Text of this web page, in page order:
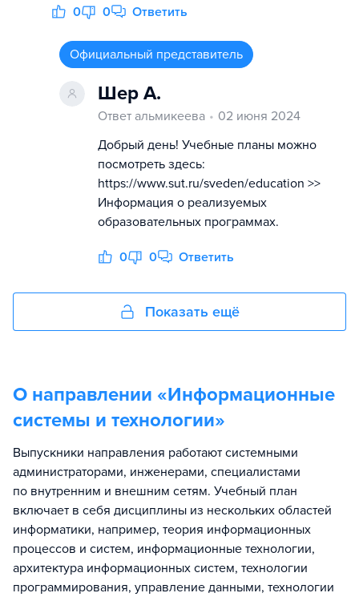
0 0 Ответить
Официальный представитель
Шер А.
Ответ альмикеева
02 июня 2024
Добрый день! Учебные планы можно
посмотреть здесь:
https://www.sut.ru/sveden/education >>
Информация о реализуемых
образовательных программах.
0 0 Ответить
Показать ещё
О направлении «Информационные
системы и технологии»
Выпускники направления работают системными
администраторами, инженерами, специалистами
по внутренним и внешним сетям. Учебный план
включает в себя дисциплины из нескольких областей
информатики, например, теория информационных
процессов и систем, информационные технологии,
архитектура информационных систем, технологии
программирования, управление данными, технологии